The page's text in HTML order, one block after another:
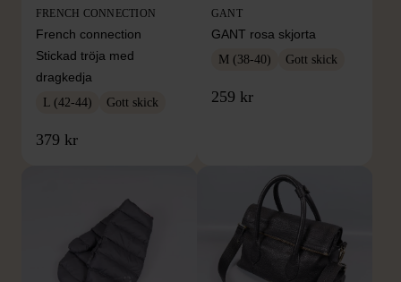
FRENCH CONNECTION
French connection
Stickad tröja med
dragkedja
L (42-44) Gott skick
379 kr
GANT
GANT rosa skjorta
M (38-40) Gott skick
259 kr